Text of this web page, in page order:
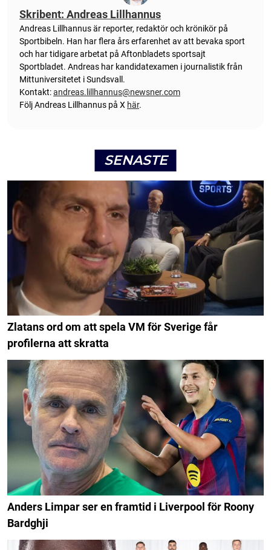
Skribent: Andreas Lillhannus
Andreas Lillhannus är reporter, redaktör och krönikör på
Sportbibeln. Han har flera års erfarenhet av att bevaka sport
och har tidigare arbetat på Aftonbladets sportsajt
Sportbladet. Andreas har kandidatexamen i journalistik från
Mittuniversitetet i Sundsvall.
Kontakt:andreas.lillhannus@newsner.com
Följ Andreas Lillhannus på X här.
SENASTE
Zlatans ord om att spela VM för Sverige får
profilerna att skratta
Anders Limpar ser en framtid i Liverpool för Roony
Bardghji